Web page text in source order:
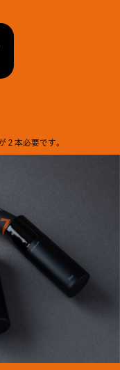
２本必要です。